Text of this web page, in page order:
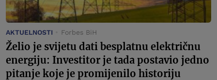
AKTUELNOSTI Forbes BiH
Želio je svijetu dati besplatnu električnu
energiju: Investitor je tada postavio jedno
pitanje koje je promijenilo historiju